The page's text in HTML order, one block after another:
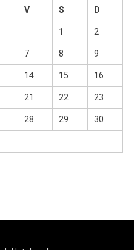
V S D
1 2
7 8 9
14 15 16
21 22 23
28 29 30